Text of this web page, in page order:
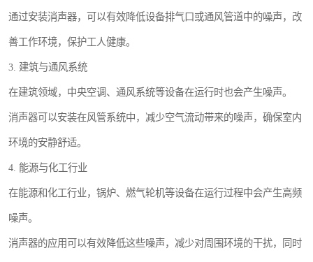
通过安装消声器，可以有效降低设备排气口或通风管道中的噪声，改
善工作环境，保护工人健康。
3. 建筑与通风系统
在建筑领域，中央空调、通风系统等设备在运行时也会产生噪声。
消声器可以安装在风管系统中，减少空气流动带来的噪声，确保室内
环境的安静舒适。
4. 能源与化工行业
在能源和化工行业，锅炉、燃气轮机等设备在运行过程中会产生高频
噪声。
消声器的应用可以有效降低这些噪声，减少对周围环境的干扰，同时